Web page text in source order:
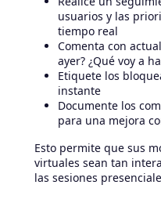
usuarios y las
tiempo real
Comenta con
ayer? ¿Qué voy a
Etiquete los
instante
Documente los
para una mejora
Esto permite que sus
virtuales sean tan
las sesiones